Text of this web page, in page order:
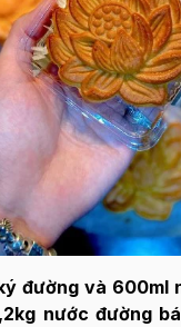
đường và 600ml
nước đường